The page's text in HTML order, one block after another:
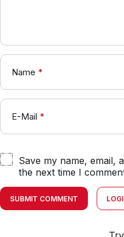
Name *
E-Mail *
Save my name, email,
the next time I
SUBMIT COMMENT